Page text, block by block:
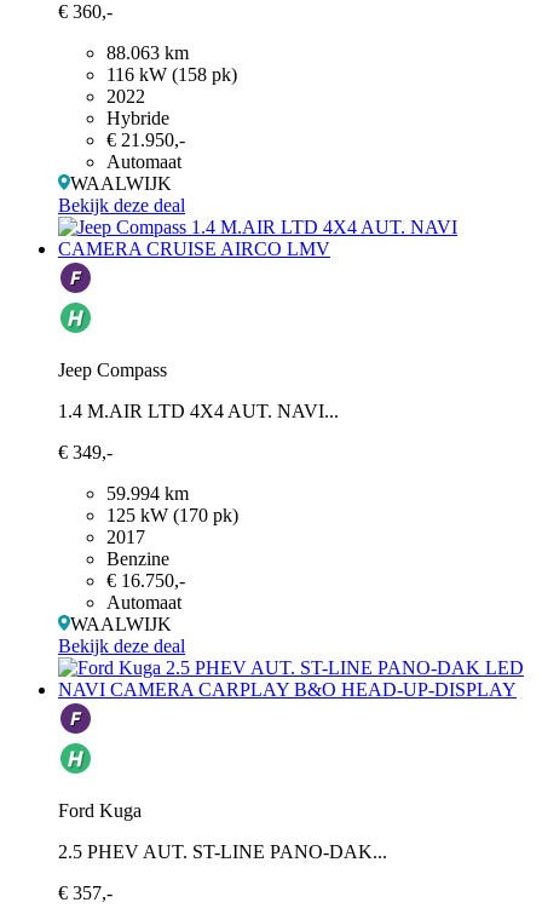
€ 360,-
88.063 km
116 kW (158 pk)
2022
Hybride
€ 21.950,-
Automaat
WAALWIJK
Bekijk deze deal
Jeep Compass
1.4 M.AIR LTD 4X4 AUT. NAVI...
€ 349,-
59.994 km
125 kW (170 pk)
2017
Benzine
€ 16.750,-
Automaat
WAALWIJK
Bekijk deze deal
Ford Kuga
2.5 PHEV AUT. ST-LINE PANO-DAK...
€ 357,-